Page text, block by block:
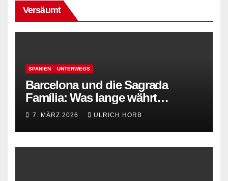
Versäumt
SPANIEN UNTERWEGS
Barcelona und die Sagrada
Família: Was lange währt…
7. MÄRZ 2026 ULRICH HORB